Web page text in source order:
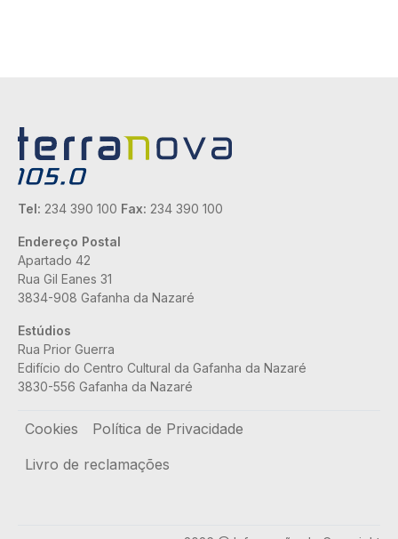
Tel: 234 390 100 Fax: 234 390 100
Endereço Postal
Apartado 42
Rua Gil Eanes 31
3834-908 Gafanha da Nazaré
Estúdios
Rua Prior Guerra
Edifício do Centro Cultural da Gafanha da Nazaré
3830-556 Gafanha da Nazaré
Rodapé
Cookies
Política de Privacidade
Livro de reclamações